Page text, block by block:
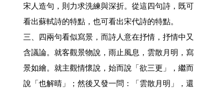
宋人造句，則力求洗練與深折。從這四句詩，既可
看出蘇軾詩的特點，也可看出宋代詩的特點。
三、四兩句看似寫景，而詩人意在抒情，抒情中又
含議論。就客觀景物說，雨止風息，雲散月明，寫
景如繪。就主觀情懷說，始而說「欲三更」，繼而
說「也解晴」；然後又發一問：「雲散月明」，還